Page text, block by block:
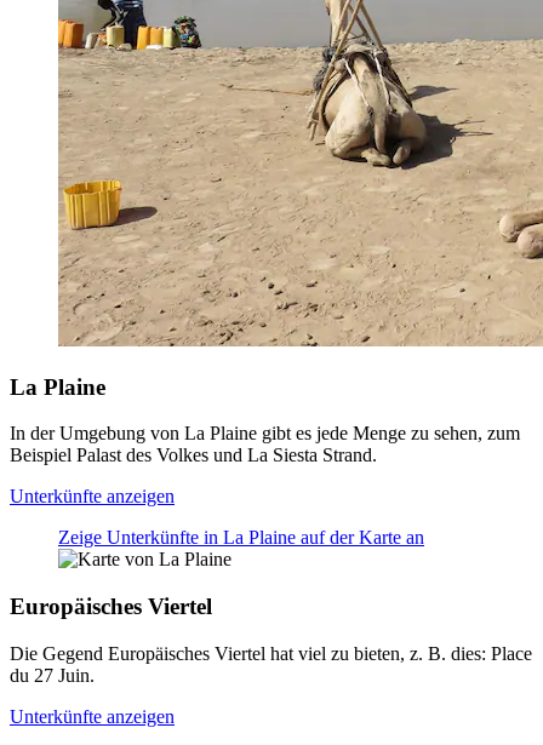
La Plaine
In der Umgebung von La Plaine gibt es jede Menge zu sehen, zum
Beispiel Palast des Volkes und La Siesta Strand.
Unterkünfte anzeigen
Zeige Unterkünfte in La Plaine auf der Karte an
Europäisches Viertel
Die Gegend Europäisches Viertel hat viel zu bieten, z. B. dies: Place
du 27 Juin.
Unterkünfte anzeigen